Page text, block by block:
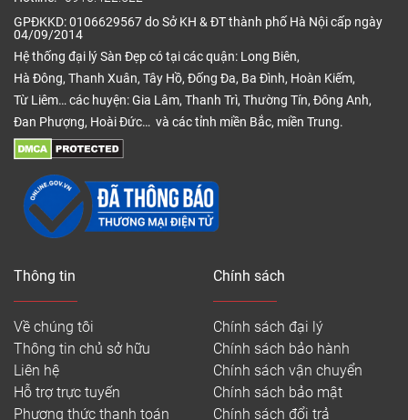
GPĐKKD: 0106629567 do Sở KH & ĐT thành phố Hà Nội cấp ngày
04/09/2014
Hệ thống đại lý Sàn Đẹp có tại các quận: Long Biên,
Hà Đông, Thanh Xuân, Tây Hồ, Đống Đa, Ba Đình, Hoàn Kiếm,
Từ Liêm… các huyện: Gia Lâm, Thanh Trì, Thường Tín, Đông Anh,
Đan Phượng, Hoài Đức… và các tỉnh miền Bắc, miền Trung.
Thông tin
Về chúng tôi
Thông tin chủ sở hữu
Liên hệ
Hỗ trợ trực tuyến
Phương thức thanh toán
Chính sách
Chính sách đại lý
Chính sách bảo hành
Chính sách vận chuyển
Chính sách bảo mật
Chính sách đổi trả